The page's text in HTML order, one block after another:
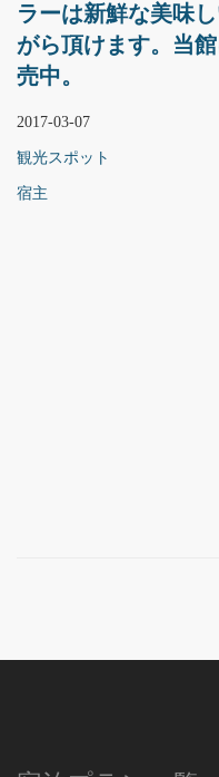
ラーは新鮮な美味
がら頂けます。当
売中。
2017-03-07
観光スポット
宿主